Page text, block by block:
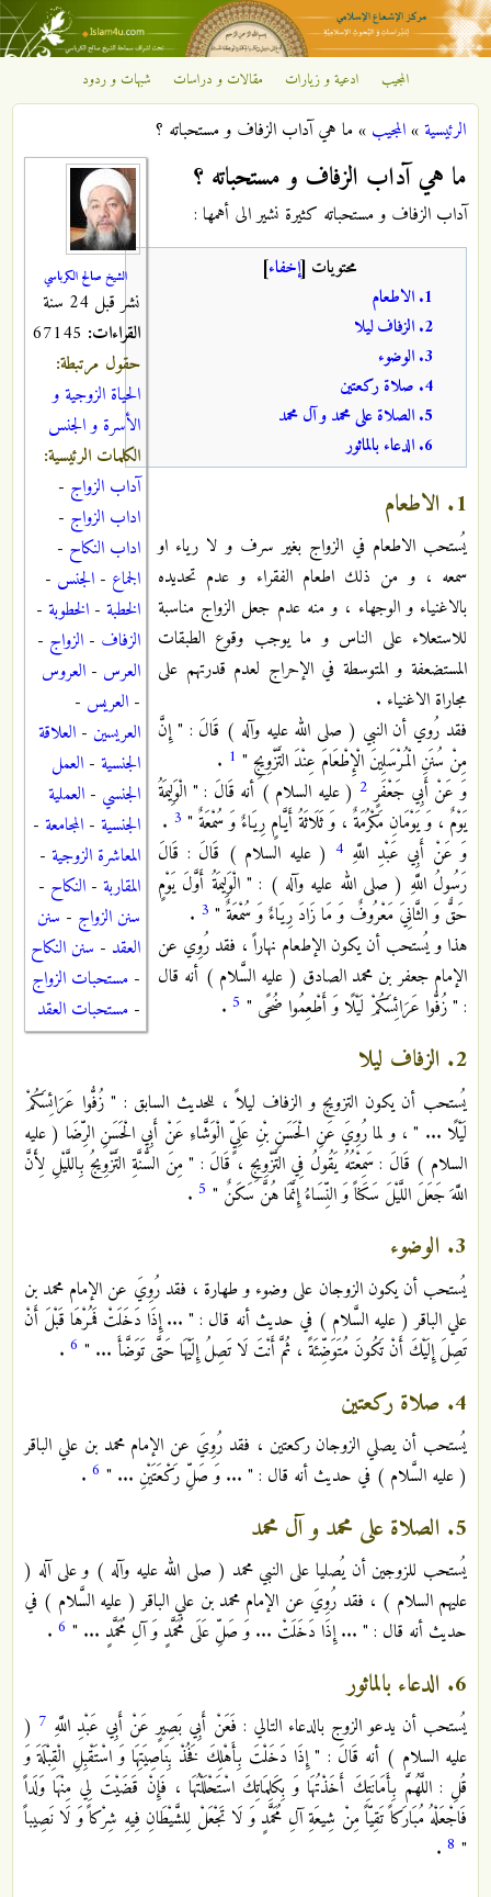
تجاوز إلى المحتوى الرئيسي
مركز
الإشعاع
الإسلامي
المجيب ادعية و زيارات مقالات و دراسات شبهات و ردود
أنت هنا
الرئيسية»المجيب »ما هي آداب الزفاف و مستحباته ؟
الشيخ صالح الكرباسي
نشر قبل 24 سنة
القراءات:
حقول مرتبطة:
الحياة الزوجية و
الأسرة و الجنس
الكلمات الرئيسية:
آداب الزواج -
اداب الزواج -
اداب النكاح -
الجماع - الجنس -
الخطبة - الخطوبة -
الزفاف - الزواج -
العرس - العروس
- العريس -
العريسين - العلاقة
الجنسية - العمل
الجنسي - العملية
الجنسية - المجامعة -
المعاشرة الزوجية -
المقاربة - النكاح -
سنن الزواج - سنن
العقد - سنن النكاح
- مستحبات الزواج
- مستحبات العقد
ما هي آداب الزفاف و مستحباته ؟
آداب الزفاف و مستحباته كثيرة نشير الى أهمها :
محتويات [إخفاء]
1. الاطعام
2. الزفاف ليلا
3. الوضوء
4. صلاة ركعتين
5. الصلاة على محمد و آل محمد
6. الدعاء بالماثور
1. الاطعام
يُستحب الاطعام في الزواج بغير سرف و لا رياء او
سمعه ، و من ذلك اطعام الفقراء و عدم تحديده
بالاغنياء و الوجهاء ، و منه عدم جعل الزواج مناسبة
للاستعلاء على الناس و ما يوجب وقوع الطبقات
المستضعفة و المتوسطة في الإحراج لعدم قدرتهم على
مجاراة الاغنياء .
فقد رُوي أن النبي ( صلى الله عليه وآله ) قَالَ : " إِنَّ
مِنْ سُنَنِ الْمُرْسَلِينَ الْإِطْعَامَ عِنْدَ التَّزْوِيجِ " 1
.
وَ عَنْ أَبِي جَعْفَرٍ 2 ( عليه السلام ) أنه قَالَ : " الْوَلِيمَةُ
يَوْمٌ ، وَ يَوْمَانِ مَكْرُمَةٌ ، وَ ثَلَاثَةُ أَيَّامٍ رِيَاءٌ وَ سُمْعَةٌ " 3
.
وَ عَنْ أَبِي عَبْدِ اللَّهِ 4 ( عليه السلام ) قَالَ : قَالَ
رَسُولُ اللَّهِ ( صلى الله عليه وآله ) : " الْوَلِيمَةُ أَوَّلَ يَوْمٍ
حَقٌّ وَ الثَّانِيَ مَعْرُوفٌ وَ مَا زَادَ رِيَاءٌ وَ سُمْعَةٌ " 3
.
هذا و يُستحب أن يكون الإطعام نهاراً ، فقد رُوِي عن
الإمام جعفر بن محمد الصادق ( عليه السَّلام ) أنه قال
: " زُفُّوا عَرَائِسَكُمْ لَيْلًا وَ أَطْعِمُوا ضُحًى " 5
.
2. الزفاف ليلا
يُستحب أن يكون التزويج و الزفاف ليلاً ، للحديث السابق : " زُفُّوا عَرَائِسَكُمْ
لَيْلًا ... " ، و لما رُوِيَ عَنِ الْحَسَنِ بْنِ عَلِيٍّ الْوَشَّاءِ عَنْ أَبِي الْحَسَنِ الرِّضَا ( عليه
السلام ) قَالَ : سَمِعْتُهُ يَقُولُ فِي التَّزْوِيجِ ، قَالَ : " مِنَ السُّنَّةِ التَّزْوِيجُ بِاللَّيْلِ لِأَنَّ
اللَّهَ جَعَلَ اللَّيْلَ سَكَناً وَ النِّسَاءُ إِنَّمَا هُنَّ سَكَنٌ " 5
.
3. الوضوء
يُستحب أن يكون الزوجان على وضوء و طهارة ، فقد رُوِيَ عن الإمام محمد بن
علي الباقر ( عليه السَّلام ) في حديث أنه قال : " ... إِذَا دَخَلَتْ فَمُرْهَا قَبْلَ أَنْ
تَصِلَ إِلَيْكَ أَنْ تَكُونَ مُتَوَضِّئَةً ، ثُمَّ أَنْتَ لَا تَصِلُ إِلَيْهَا حَتَّى تَوَضَّأَ ... " 6
.
4. صلاة ركعتين
يُستحب أن يصلي الزوجان ركعتين ، فقد رُوِيَ عن الإمام محمد بن علي الباقر
( عليه السَّلام ) في حديث أنه قال : " ... وَ صَلِّ رَكْعَتَيْنِ ... " 6
.
5. الصلاة على محمد و آل محمد
يُستحب للزوجين أن يُصليا على النبي محمد ( صلى الله عليه وآله ) و على آله (
عليهم السلام ) ، فقد رُوِيَ عن الإمام محمد بن علي الباقر ( عليه السَّلام ) في
حديث أنه قال : " ... إِذَا دَخَلَتْ ... وَ صَلِّ عَلَى مُحَمَّدٍ وَ آلِ مُحَمَّدٍ ... " 6
.
6. الدعاء بالماثور
يُستحب أن يدعو الزوج بالدعاء التالي : فَعَنْ أَبِي بَصِيرٍ عَنْ أَبِي عَبْدِ اللَّهِ 7
(
عليه السلام ) أنه قَالَ : " إِذَا دَخَلْتَ بِأَهْلِكَ فَخُذْ بِنَاصِيَتِهَا وَ اسْتَقْبِلِ الْقِبْلَةَ وَ
قُلِ : اللَّهُمَّ بِأَمَانَتِكَ أَخَذْتُهَا وَ بِكَلِمَاتِكَ اسْتَحْلَلْتُهَا ، فَإِنْ قَضَيْتَ لِي مِنْهَا وَلَداً
فَاجْعَلْهُ مُبَارَكاً تَقِيّاً مِنْ شِيعَةِ آلِ مُحَمَّدٍ وَ لَا تَجْعَلْ لِلشَّيْطَانِ فِيهِ شِرْكاً وَ لَا نَصِيباً
"
8
.